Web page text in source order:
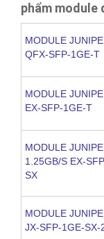
phẩm module
MODULE
QFX-SFP-1GE-T
MODULE
EX-SFP-1GE-T
MODULE
1.25GB/S EX-
SX
MODULE
JX-SFP-1GE-SX-